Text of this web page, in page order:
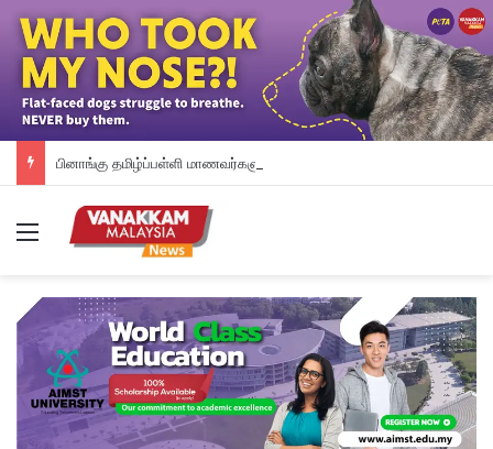
Menu